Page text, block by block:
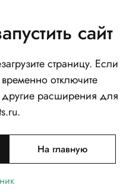
сайт
страницу. Если
отключите
расширения для
На главную